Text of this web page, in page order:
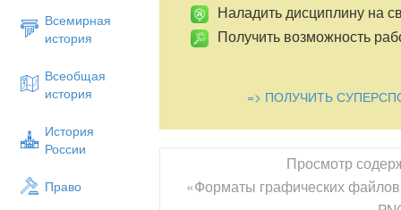
Всемирная
история
Всеобщая
история
История
России
Право
Наладить дисциплину на
Получить возможность
=> ПОЛУЧИТЬ
Просмотр
«Форматы графических